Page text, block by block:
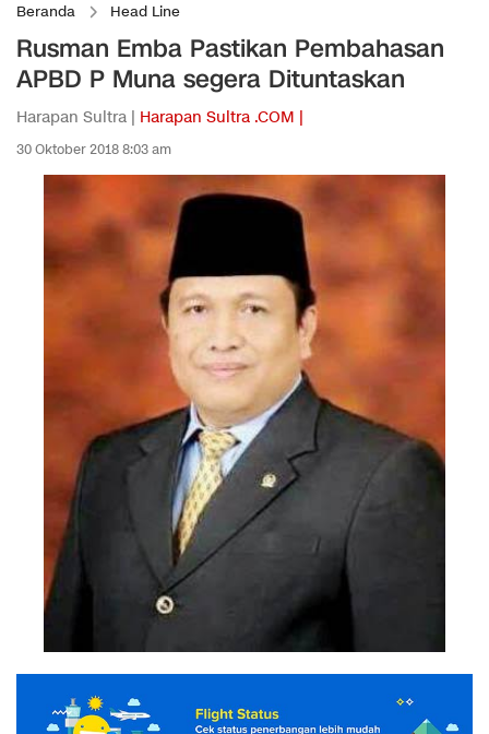
Beranda Head Line
Rusman Emba Pastikan Pembahasan
APBD P Muna segera Dituntaskan
Harapan Sultra | Harapan Sultra .COM |
30 Oktober 2018 8:03 am